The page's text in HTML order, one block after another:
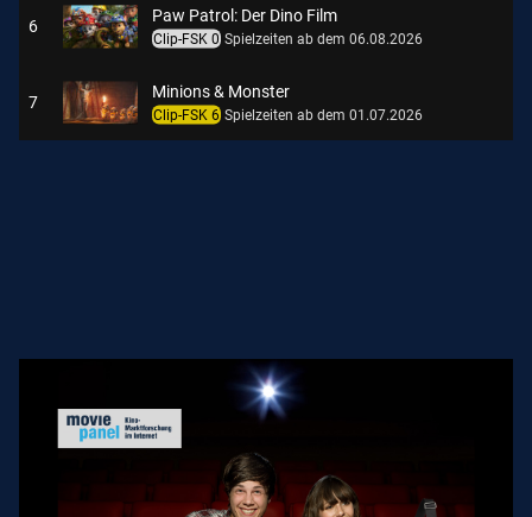
6
Paw Patrol: Der Dino Film
Clip-FSK 0 Spielzeiten ab dem 06.08.2026
7
Minions & Monster
Clip-FSK 6 Spielzeiten ab dem 01.07.2026
Spielzeiten ab dem 14.05.2026
Backrooms
Clip-FSK 12Spielzeiten ab dem 18.06.2026